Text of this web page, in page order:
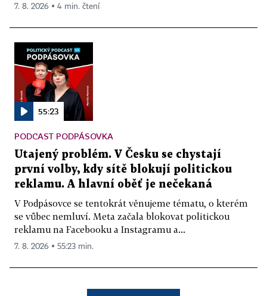
7. 8. 2026 ▪ 4 min. čtení
55:23
PODCAST PODPÁSOVKA
Utajený problém. V Česku se chystají
první volby, kdy sítě blokují politickou
reklamu. A hlavní oběť je nečekaná
V Podpásovce se tentokrát věnujeme tématu, o kterém
se vůbec nemluví. Meta začala blokovat politickou
reklamu na Facebooku a Instagramu a...
7. 8. 2026 ▪ 55:23 min.